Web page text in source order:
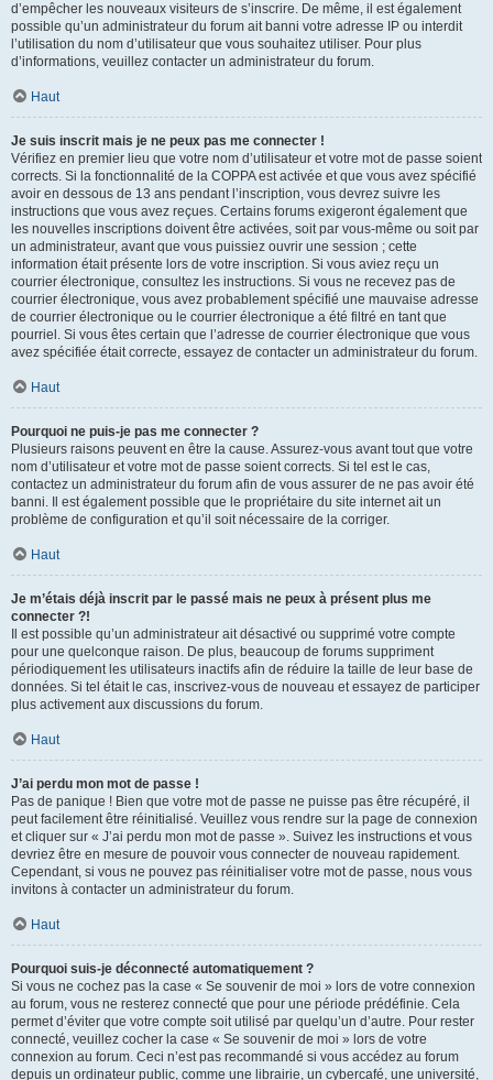
d’empêcher les nouveaux visiteurs de s’inscrire. De même, il est également
possible qu’un administrateur du forum ait banni votre adresse IP ou interdit
l’utilisation du nom d’utilisateur que vous souhaitez utiliser. Pour plus
d’informations, veuillez contacter un administrateur du forum.
Haut
Je suis inscrit mais je ne peux pas me connecter !
Vérifiez en premier lieu que votre nom d’utilisateur et votre mot de passe soient
corrects. Si la fonctionnalité de la COPPA est activée et que vous avez spécifié
avoir en dessous de 13 ans pendant l’inscription, vous devrez suivre les
instructions que vous avez reçues. Certains forums exigeront également que
les nouvelles inscriptions doivent être activées, soit par vous-même ou soit par
un administrateur, avant que vous puissiez ouvrir une session ; cette
information était présente lors de votre inscription. Si vous aviez reçu un
courrier électronique, consultez les instructions. Si vous ne recevez pas de
courrier électronique, vous avez probablement spécifié une mauvaise adresse
de courrier électronique ou le courrier électronique a été filtré en tant que
pourriel. Si vous êtes certain que l’adresse de courrier électronique que vous
avez spécifiée était correcte, essayez de contacter un administrateur du forum.
Haut
Pourquoi ne puis-je pas me connecter ?
Plusieurs raisons peuvent en être la cause. Assurez-vous avant tout que votre
nom d’utilisateur et votre mot de passe soient corrects. Si tel est le cas,
contactez un administrateur du forum afin de vous assurer de ne pas avoir été
banni. Il est également possible que le propriétaire du site internet ait un
problème de configuration et qu’il soit nécessaire de la corriger.
Haut
Je m’étais déjà inscrit par le passé mais ne peux à présent plus me
connecter ?!
Il est possible qu’un administrateur ait désactivé ou supprimé votre compte
pour une quelconque raison. De plus, beaucoup de forums suppriment
périodiquement les utilisateurs inactifs afin de réduire la taille de leur base de
données. Si tel était le cas, inscrivez-vous de nouveau et essayez de participer
plus activement aux discussions du forum.
Haut
J’ai perdu mon mot de passe !
Pas de panique ! Bien que votre mot de passe ne puisse pas être récupéré, il
peut facilement être réinitialisé. Veuillez vous rendre sur la page de connexion
et cliquer sur « J’ai perdu mon mot de passe ». Suivez les instructions et vous
devriez être en mesure de pouvoir vous connecter de nouveau rapidement.
Cependant, si vous ne pouvez pas réinitialiser votre mot de passe, nous vous
invitons à contacter un administrateur du forum.
Haut
Pourquoi suis-je déconnecté automatiquement ?
Si vous ne cochez pas la case « Se souvenir de moi » lors de votre connexion
au forum, vous ne resterez connecté que pour une période prédéfinie. Cela
permet d’éviter que votre compte soit utilisé par quelqu’un d’autre. Pour rester
connecté, veuillez cocher la case « Se souvenir de moi » lors de votre
connexion au forum. Ceci n’est pas recommandé si vous accédez au forum
depuis un ordinateur public, comme une librairie, un cybercafé, une université,